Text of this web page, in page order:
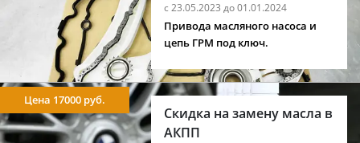
с 23.05.2023 до 01.01.2024
Привода масляного насоса и
цепь ГРМ под ключ.
Скидка на замену масла в
АКПП
Цена 17000 руб.